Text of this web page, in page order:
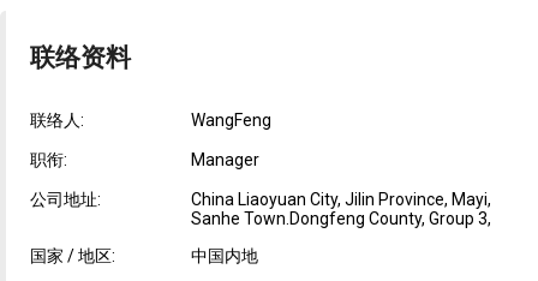
联络资料
联络人: WangFeng
职衔: Manager
公司地址:
China Liaoyuan City, Jilin Province, Mayi,
Sanhe Town.Dongfeng County, Group 3,
国家 / 地区:
中国内地